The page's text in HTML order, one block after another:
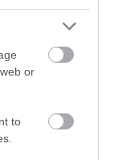
or
to
ο